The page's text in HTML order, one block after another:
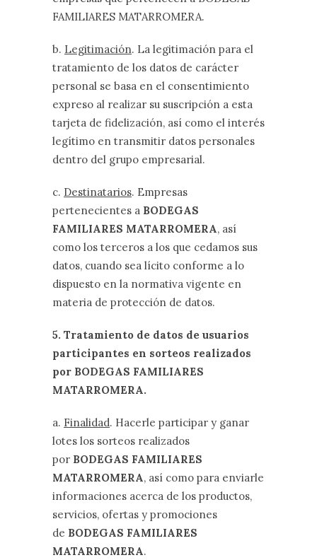
FAMILIARES MATARROMERA.
b. Legitimación. La legitimación para el
tratamiento de los datos de carácter
personal se basa en el consentimiento
expreso al realizar su suscripción a esta
tarjeta de fidelización, así como el interés
legítimo en transmitir datos personales
dentro del grupo empresarial.
c. Destinatarios. Empresas
pertenecientes a BODEGAS
FAMILIARES MATARROMERA, así
como los terceros a los que cedamos sus
datos, cuando sea lícito conforme a lo
dispuesto en la normativa vigente en
materia de protección de datos.
5. Tratamiento de datos de usuarios
participantes en sorteos realizados
por BODEGAS FAMILIARES
MATARROMERA.
a. Finalidad. Hacerle participar y ganar
lotes los sorteos realizados
por BODEGAS FAMILIARES
MATARROMERA, así como para enviarle
informaciones acerca de los productos,
servicios, ofertas y promociones
de BODEGAS FAMILIARES
MATARROMERA.